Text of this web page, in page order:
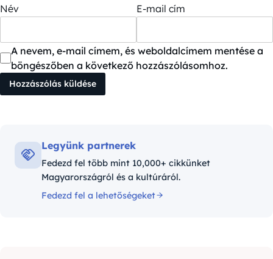
Név
E-mail cím
A nevem, e-mail címem, és weboldalcímem mentése a
böngészőben a következő hozzászólásomhoz.
Legyünk partnerek
Fedezd fel több mint 10,000+ cikkünket
Magyarországról és a kultúráról.
Fedezd fel a lehetőségeket